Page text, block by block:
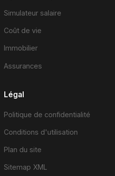
Simulateur salaire
Coût de vie
Immobilier
Assurances
Légal
Politique de confidentialité
Conditions d'utilisation
Plan du site
Sitemap XML